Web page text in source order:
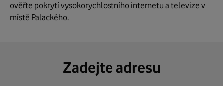
ověřte pokrytí vysokorychlostního internetu a televize v
místě Palackého.
Zadejte adresu